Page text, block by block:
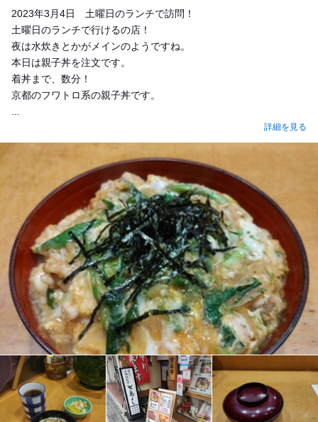
2023年3月4日 土曜日のランチで訪問！
土曜日のランチで行けるの店！
夜は水炊きとかがメインのようですね。
本日は親子丼を注文です。
着丼まで、数分！
京都のフワトロ系の親子丼です。
詳細を見る